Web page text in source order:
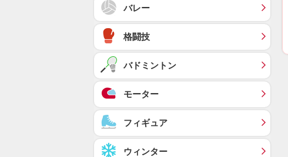
バレー
格闘技
バドミントン
モーター
フィギュア
ウィンター